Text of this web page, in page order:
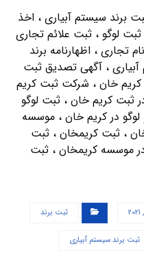
برند سیستم آبیاری ، اخذ
ثبت لوگو ، ثبت علائم تجاری
تجاری ، اظهارنامه برند
، آگهی تصدیق ثبت
خان ، شرکت ثبت کریم
ثبت کریم خان ، ثبت لوگو
در کریم خان ، موسسه
، ثبت کریمخان ، ثبت
موسسه کریمخان ، ثبت
ثبت برند
ثبت برند سیستم آبیاری